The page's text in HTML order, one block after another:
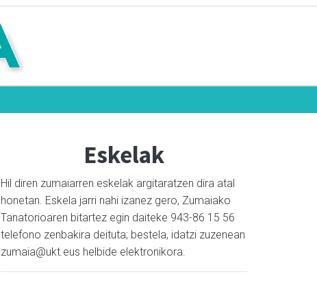
Eskelak
Hil diren zumaiarren eskelak argitaratzen dira atal
honetan. Eskela jarri nahi izanez gero, Zumaiako
Tanatorioaren bitartez egin daiteke 943-86 15 56
telefono zenbakira deituta; bestela, idatzi zuzenean
zumaia@ukt.eus helbide elektronikora.